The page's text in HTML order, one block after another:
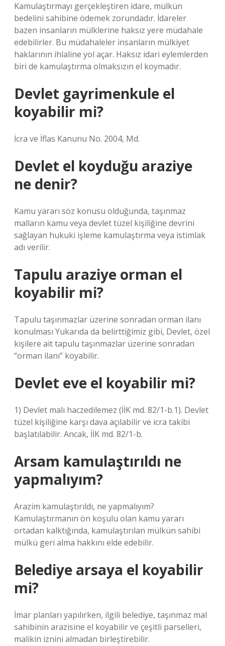
Kamulaştırmayı gerçekleştiren idare, mülkün
bedelini sahibine ödemek zorundadır. İdareler
bazen insanların mülklerine haksız yere müdahale
edebilirler. Bu müdahaleler insanların mülkiyet
haklarının ihlaline yol açar. Haksız idari eylemlerden
biri de kamulaştırma olmaksızın el koymadır.
Devlet gayrimenkule el
koyabilir mi?
İcra ve İflas Kanunu No. 2004, Md.
Devlet el koyduğu araziye
ne denir?
Kamu yararı söz konusu olduğunda, taşınmaz
malların kamu veya devlet tüzel kişiliğine devrini
sağlayan hukuki işleme kamulaştırma veya istimlak
adı verilir.
Tapulu araziye orman el
koyabilir mi?
Tapulu taşınmazlar üzerine sonradan orman ilanı
konulması Yukarıda da belirttiğimiz gibi, Devlet, özel
kişilere ait tapulu taşınmazlar üzerine sonradan
“orman ilanı” koyabilir.
Devlet eve el koyabilir mi?
1) Devlet malı haczedilemez (İİK md. 82/1-b.1). Devlet
tüzel kişiliğine karşı dava açılabilir ve icra takibi
başlatılabilir. Ancak, İİK md. 82/1-b.
Arsam kamulaştırıldı ne
yapmalıyım?
Arazim kamulaştırıldı, ne yapmalıyım?
Kamulaştırmanın ön koşulu olan kamu yararı
ortadan kalktığında, kamulaştırılan mülkün sahibi
mülkü geri alma hakkını elde edebilir.
Belediye arsaya el koyabilir
mi?
İmar planları yapılırken, ilgili belediye, taşınmaz mal
sahibinin arazisine el koyabilir ve çeşitli parselleri,
malikin iznini almadan birleştirebilir.